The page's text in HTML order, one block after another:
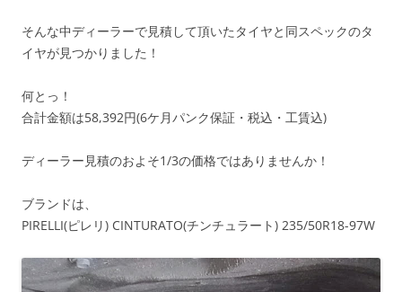
そんな中ディーラーで見積して頂いたタイヤと同スペックのタ
イヤが見つかりました！
何とっ！
合計金額は58,392円(6ケ月パンク保証・税込・工賃込)
ディーラー見積のおよそ1/3の価格ではありませんか！
ブランドは、
PIRELLI(ピレリ) CINTURATO(チンチュラート) 235/50R18-97W